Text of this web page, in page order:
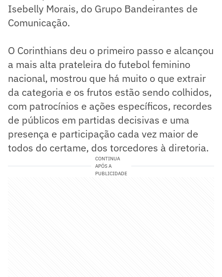
Isebelly Morais, do Grupo Bandeirantes de
Comunicação.
O Corinthians deu o primeiro passo e alcançou
a mais alta prateleira do futebol feminino
nacional, mostrou que há muito o que extrair
da categoria e os frutos estão sendo colhidos,
com patrocínios e ações específicos, recordes
de públicos em partidas decisivas e uma
presença e participação cada vez maior de
todos do certame, dos torcedores à diretoria.
CONTINUA
APÓS A
PUBLICIDADE